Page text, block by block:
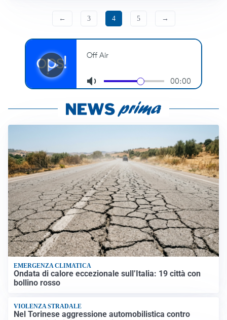
← 3 4 5 →
EMERGENZA CLIMATICA
Ondata di calore eccezionale sull’Italia: 19 città con
bollino rosso
VIOLENZA STRADALE
Nel Torinese aggressione automobilistica contro